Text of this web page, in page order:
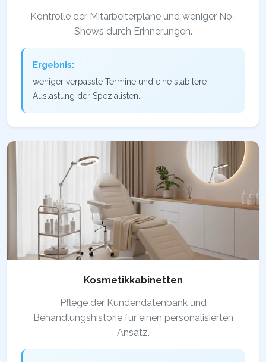
Kontrolle der Mitarbeiterpläne und weniger No-
Shows durch Erinnerungen.
Ergebnis:
weniger verpasste Termine und eine stabilere
Auslastung der Spezialisten.
Kosmetikkabinetten
Pflege der Kundendatenbank und
Behandlungshistorie für einen personalisierten
Ansatz.